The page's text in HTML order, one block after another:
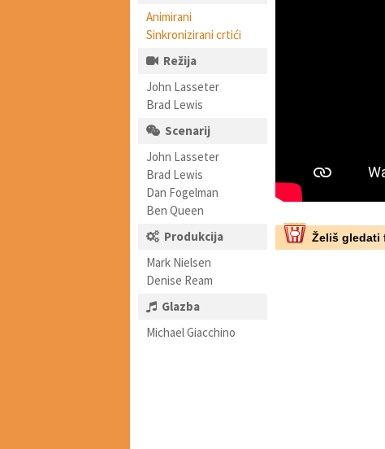
Animirani
Sinkronizirani crtići
Režija
John Lasseter
Brad Lewis
Scenarij
John Lasseter
Brad Lewis
Dan Fogelman
Ben Queen
Produkcija
Mark Nielsen
Denise Ream
Glazba
Michael Giacchino
Želiš gledati